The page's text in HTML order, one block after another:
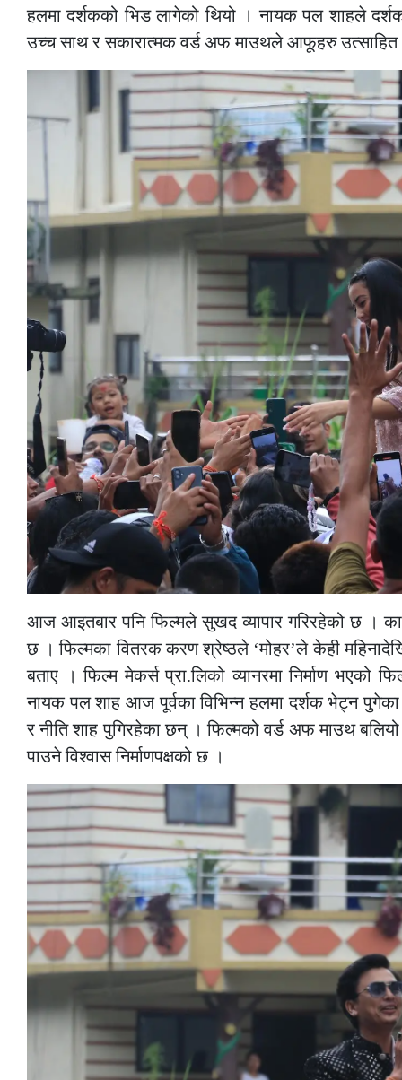
हलमा दर्शकको भिड लागेको थियो । नायक पल शाहले
उच्च साथ र सकारात्मक वर्ड अफ माउथले आफूहरु उत्साहित
आज आइतबार पनि फिल्मले सुखद व्यापार गरिरहेको छ ।
छ । फिल्मका वितरक करण श्रेष्ठले ‘मोहर’ले केही
बताए । फिल्म मेकर्स प्रा.लिको व्यानरमा निर्माण भएको
नायक पल शाह आज पूर्वका विभिन्न हलमा दर्शक भेट्न
र नीति शाह पुगिरहेका छन् । फिल्मको वर्ड अफ माउथ
पाउने विश्वास निर्माणपक्षको छ ।